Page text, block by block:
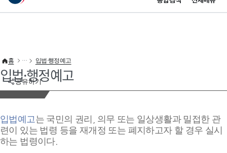
이 누리집은 대한민국 공식 전자정부 누리집입니다.
공유하기
홈 입법·행정예고
입법·행정예고
입법예고는 국민의 권리, 의무 또는 일상생활과 밀접한 관
련이 있는 법령 등을 재개정 또는 폐지하고자 할 경우 실시
하는 법령이다.